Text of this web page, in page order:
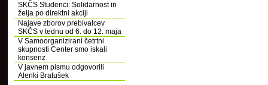
SKČS Studenci: Solidarnost in
želja po direktni akciji
Najave zborov prebivalcev
SKČS v tednu od 6. do 12. maja
V Samoorganizirani četrtni
skupnosti Center smo iskali
konsenz
V javnem pismu odgovorili
Alenki Bratušek